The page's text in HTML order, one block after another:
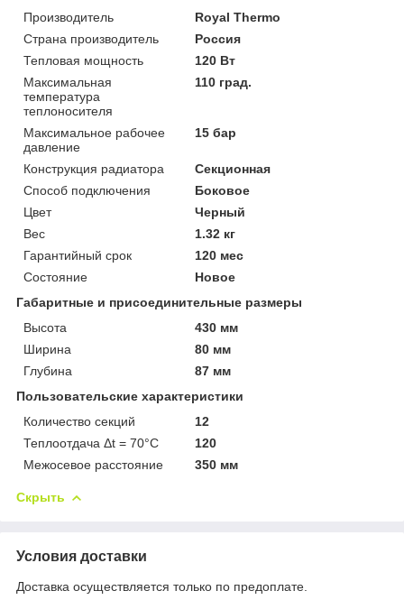
Производитель
Royal Thermo
Страна производитель
Россия
Тепловая мощность
120 Вт
Максимальная
температура
теплоносителя
110 град.
Максимальное рабочее
давление
15 бар
Конструкция радиатора
Секционная
Способ подключения
Боковое
Цвет
Черный
Вес
1.32 кг
Гарантийный срок
120 мес
Состояние
Новое
Габаритные и присоединительные размеры
Высота
430 мм
Ширина
80 мм
Глубина
87 мм
Пользовательские характеристики
Количество секций
12
Теплоотдача Δt = 70°C
120
Межосевое расстояние
350 мм
Скрыть
Условия доставки
Доставка осуществляется только по предоплате.